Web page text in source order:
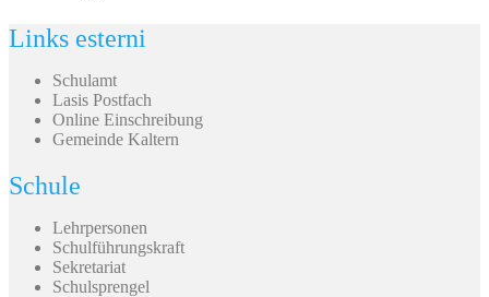
Links esterni
Schulamt
Lasis Postfach
Online Einschreibung
Gemeinde Kaltern
Schule
Lehrpersonen
Schulführungskraft
Sekretariat
Schulsprengel